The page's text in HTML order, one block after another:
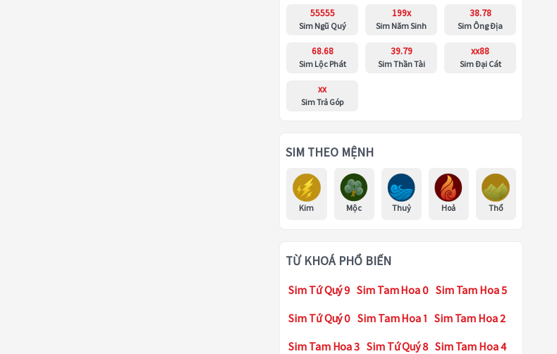
55555
Sim Ngũ Quý
199x
Sim Năm Sinh
38.78
Sim Ông Địa
68.68
Sim Lộc Phát
39.79
Sim Thần Tài
xx88
Sim Đại Cát
xx
Sim Trả Góp
SIM THEO MỆNH
Kim Mộc Thuỷ Hoả Thổ
TỪ KHOÁ PHỔ BIẾN
Sim Tứ Quý 9 Sim Tam Hoa 0 Sim Tam Hoa 5
Sim Tứ Quý 0 Sim Tam Hoa 1 Sim Tam Hoa 2
Sim Tam Hoa 3 Sim Tứ Quý 8 Sim Tam Hoa 4